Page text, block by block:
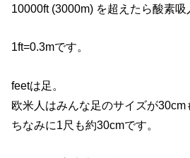
10000ft (3000m) を超えたら酸素吸
1ft=0.3mです。
feetは足。
欧米人はみんな足のサイズが30cm
ちなみに1尺も約30cmです。